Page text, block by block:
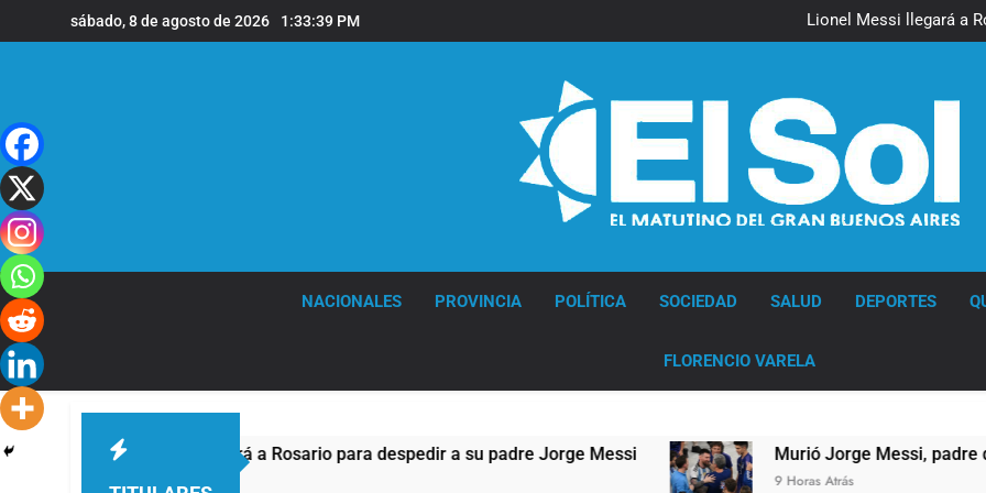
al
sábado, 8 de agosto de 2026 1:33:39 PM
Lionel Messi llegará a
Murió
Lionel Messi llegará a
Murió Jorge
Thiago
NACIONALES PROVINCIA POLÍTICA SOCIEDAD SALUD DEPORTES
FLORENCIO VARELA
Lionel Messi llegará a Rosario para despedir a su padre Jorge Messi Murió Jorge Messi, padre de
9 Horas Atrás